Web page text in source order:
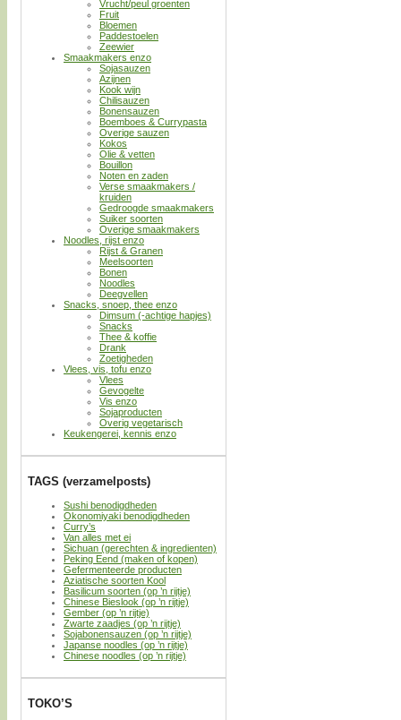
Vrucht/peul groenten
Fruit
Bloemen
Paddestoelen
Zeewier
Smaakmakers enzo
Sojasauzen
Azijnen
Kook wijn
Chilisauzen
Bonensauzen
Boemboes & Currypasta
Overige sauzen
Kokos
Olie & vetten
Bouillon
Noten en zaden
Verse smaakmakers /
kruiden
Gedroogde smaakmakers
Suiker soorten
Overige smaakmakers
Noodles, rijst enzo
Rijst & Granen
Meelsoorten
Bonen
Noodles
Deegvellen
Snacks, snoep, thee enzo
Dimsum (-achtige hapjes)
Snacks
Thee & koffie
Drank
Zoetigheden
Vlees, vis, tofu enzo
Vlees
Gevogelte
Vis enzo
Sojaproducten
Overig vegetarisch
Keukengerei, kennis enzo
TAGS (verzamelposts)
Sushi benodigdheden
Okonomiyaki benodigdheden
Curry’s
Van alles met ei
Sichuan (gerechten & ingredienten)
Peking Eend (maken of kopen)
Gefermenteerde producten
Aziatische soorten Kool
Basilicum soorten (op ’n rijtje)
Chinese Bieslook (op ’n rijtje)
Gember (op ’n rijtje)
Zwarte zaadjes (op ’n rijtje)
Sojabonensauzen (op ’n rijtje)
Japanse noodles (op ’n rijtje)
Chinese noodles (op ’n rijtje)
TOKO’S